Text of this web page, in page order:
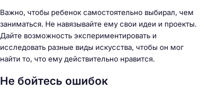
Важно, чтобы ребенок самостоятельно выбирал, чем
заниматься. Не навязывайте ему свои идеи и проекты.
Дайте возможность экспериментировать и
исследовать разные виды искусства, чтобы он мог
найти то, что ему действительно нравится.
Не бойтесь ошибок